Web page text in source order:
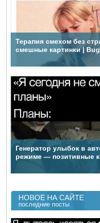
Терапия смехом без
смешные картинки |
Генератор улыбок в
режиме — позитивные
НОВОЕ НА САЙТЕ
последние посты